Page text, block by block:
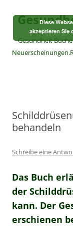
springen
Gesundheit
behandeln
Schreibe eine
Das Buch
der
kann. Der
erschienen
Diese
akzeptieren Sie